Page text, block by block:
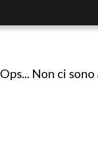
Ops... Non ci